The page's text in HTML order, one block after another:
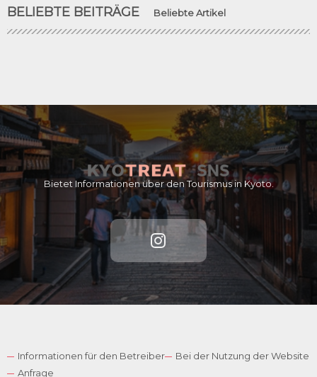
BELIEBTE BEITRÄGE Beliebte Artikel
Bietet Informationen über den Tourismus in Kyoto.
Informationen für den Betreiber
Bei der Nutzung der Website
Anfrage